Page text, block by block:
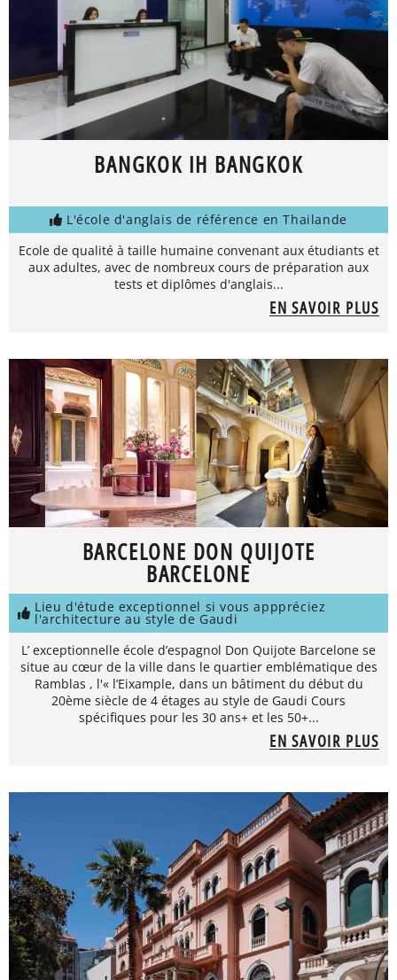
BANGKOK IH BANGKOK
L'école d'anglais de référence en Thailande
Ecole de qualité à taille humaine convenant aux étudiants et
aux adultes, avec de nombreux cours de préparation aux
tests et diplômes d'anglais...
EN SAVOIR PLUS
BARCELONE DON QUIJOTE
BARCELONE
Lieu d'étude exceptionnel si vous apppréciez
l'architecture au style de Gaudi
L’ exceptionnelle école d’espagnol Don Quijote Barcelone se
situe au cœur de la ville dans le quartier emblématique des
Ramblas , l'« l’Eixample, dans un bâtiment du début du
20ème siècle de 4 étages au style de Gaudi Cours
spécifiques pour les 30 ans+ et les 50+...
EN SAVOIR PLUS